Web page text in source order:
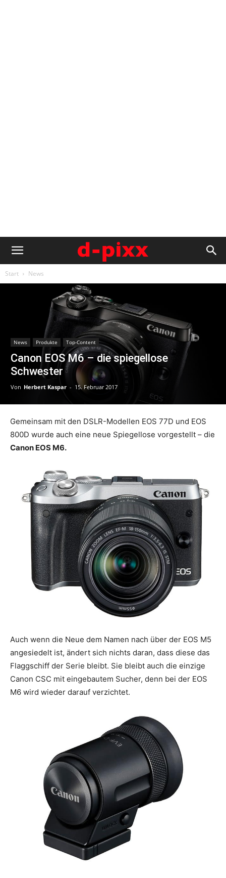
Start News
News Produkte Top-Content
Canon EOS M6 – die spiegellose
Schwester
Von Herbert Kaspar - 15. Februar 2017
Gemeinsam mit den DSLR-Modellen EOS 77D und EOS
800D wurde auch eine neue Spiegellose vorgestellt – die
Canon EOS M6.
Auch wenn die Neue dem Namen nach über der EOS M5
angesiedelt ist, ändert sich nichts daran, dass diese das
Flaggschiff der Serie bleibt. Sie bleibt auch die einzige
Canon CSC mit eingebautem Sucher, denn bei der EOS
M6 wird wieder darauf verzichtet.